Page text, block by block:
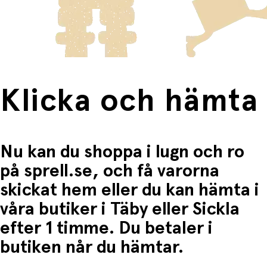
Högkvalitativ design –detaljerade figurer med
mjuka färger och fina drag
Produktspecifikationer
Produkt:
Artikelnummer:DJ06936
Innehåll: 1 figur (Neige), 1 följeslagare (Nours), 2
tillbehör (poncho + korg)
Ålder: 4–9 år
Förpackningens storlek:12,5 × 9,5 × 4 cm
Lärande och utveckling genom lek
Fantasi och berättande: Uppmuntrar barn att
frakten för dessa varor visas i kassan.
Fri frakt när du handlar för mer än 1500:-
Klicka och hämta
Nu kan du shoppa i lugn och ro
på sprell.se, och få varorna
skickat hem eller du kan hämta i
våra butiker i Täby eller Sickla
efter 1 timme. Du betaler i
butiken når du hämtar.